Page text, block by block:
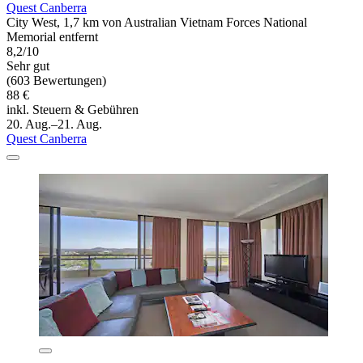
Quest Canberra
City West, 1,7 km von Australian Vietnam Forces National
Memorial entfernt
8,2/10
Sehr gut
(603 Bewertungen)
88 €
inkl. Steuern & Gebühren
20. Aug.–21. Aug.
Quest Canberra